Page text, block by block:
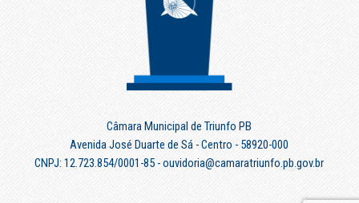
Câmara Municipal de Triunfo PB
Avenida José Duarte de Sá - Centro - 58920-000
CNPJ: 12.723.854/0001-85 - ouvidoria@camaratriunfo.pb.gov.br